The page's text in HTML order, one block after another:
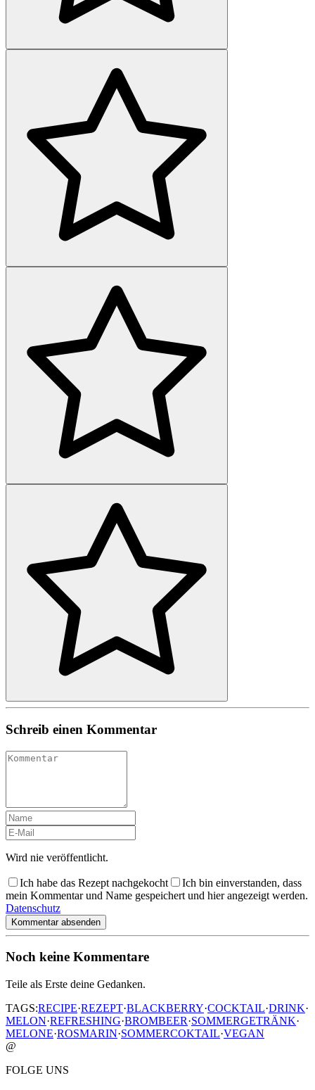
Schreib einen Kommentar
Wird nie veröffentlicht.
Ich habe das Rezept nachgekocht
Ich bin einverstanden, dass
mein Kommentar und Name gespeichert und hier angezeigt werden.
Datenschutz
Kommentar absenden
Noch keine Kommentare
Teile als Erste deine Gedanken.
TAGS:RECIPE·REZEPT·BLACKBERRY·COCKTAIL·DRINK·
MELON·REFRESHING·BROMBEER·SOMMERGETRÄNK·
MELONE·ROSMARIN·SOMMERCOKTAIL·VEGAN
@
FOLGE UNS